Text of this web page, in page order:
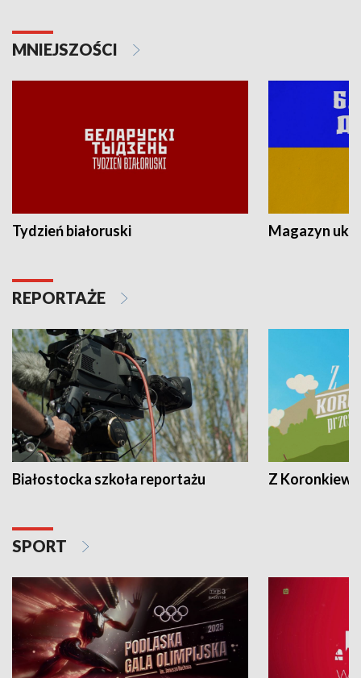
MNIEJSZOŚCI
Tydzień białoruski Magazyn
REPORTAŻE
Białostocka szkoła reportażu Z
SPORT